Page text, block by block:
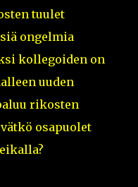
tuulet
ongelmia
kollegoiden on
uuden
rikosten
osapuolet